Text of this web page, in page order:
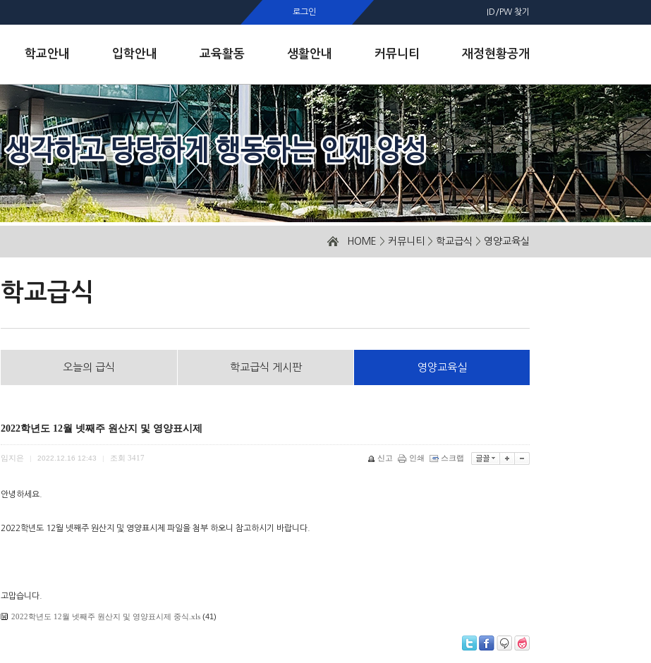
로그인 ID/PW 찾기
학교안내 입학안내 교육활동 생활안내 커뮤니티 재정현황공개
HOME > 커뮤니티 > 학교급식 > 영양교육실
학교급식
오늘의 급식 학교급식 게시판 영양교육실
2022학년도 12월 넷째주 원산지 및 영양표시제
임지은 2022.12.16 12:43 조회 3417 신고 인쇄 스크랩
안녕하세요.
2022학년도 12월 넷째주 원산지 및 영양표시제 파일을 첨부 하오니 참고하시기 바랍니다.
고맙습니다.
2022학년도 12월 넷째주 원산지 및 영양표시제 중식.xls (41)